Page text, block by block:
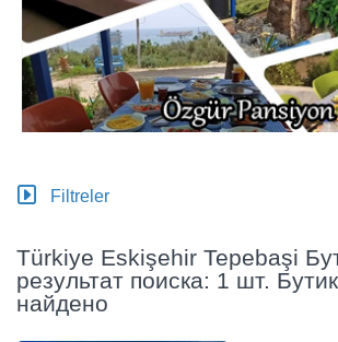
Filtreler
Türkiye Eskişehir Tepebaşi
результат поиска: 1 шт.
найдено